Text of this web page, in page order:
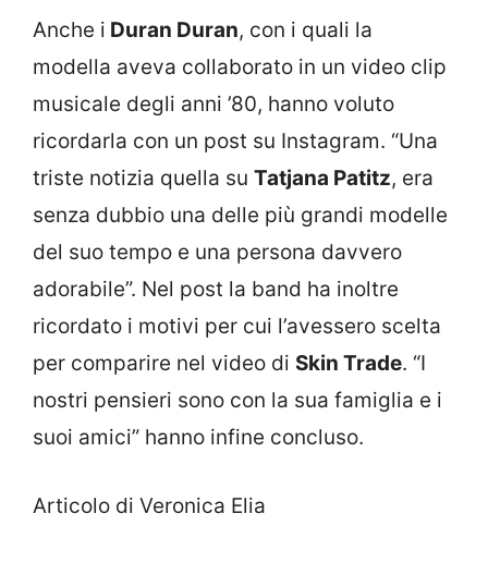
Anche i Duran Duran, con i quali la
modella aveva collaborato in un video clip
musicale degli anni ’80, hanno voluto
ricordarla con un post su Instagram. “Una
triste notizia quella su Tatjana Patitz, era
senza dubbio una delle più grandi modelle
del suo tempo e una persona davvero
adorabile”. Nel post la band ha inoltre
ricordato i motivi per cui l’avessero scelta
per comparire nel video di Skin Trade. “I
nostri pensieri sono con la sua famiglia e i
suoi amici” hanno infine concluso.
Articolo di Veronica Elia